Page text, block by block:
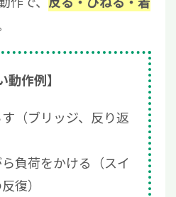
動作例】
（ブリッジ、反り返
負荷をかける（スイ
復）